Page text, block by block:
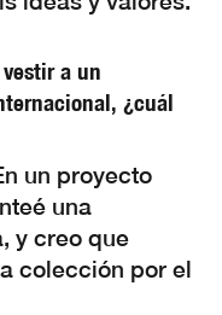
a un
¿cuál
un proyecto
una
y creo que
colección por el